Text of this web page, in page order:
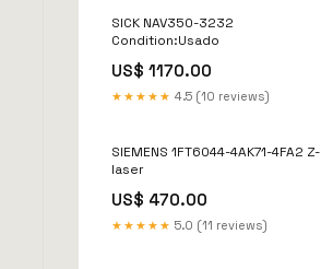
SICK NAV350-3232
Condition:Usado
US$ 1170.00
★★★★★ 4.5 (10 reviews)
SIEMENS 1FT6044-4AK71-4FA2 Z-
laser
US$ 470.00
★★★★★ 5.0 (11 reviews)